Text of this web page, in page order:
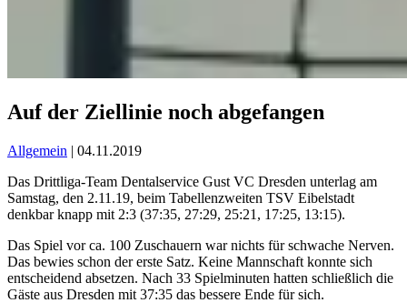
Auf der Ziellinie noch abgefangen
Allgemein | 04.11.2019
Das Drittliga-Team Dentalservice Gust VC Dresden unterlag am
Samstag, den 2.11.19, beim Tabellenzweiten TSV Eibelstadt
denkbar knapp mit 2:3 (37:35, 27:29, 25:21, 17:25, 13:15).
Das Spiel vor ca. 100 Zuschauern war nichts für schwache Nerven.
Das bewies schon der erste Satz. Keine Mannschaft konnte sich
entscheidend absetzen. Nach 33 Spielminuten hatten schließlich die
Gäste aus Dresden mit 37:35 das bessere Ende für sich.